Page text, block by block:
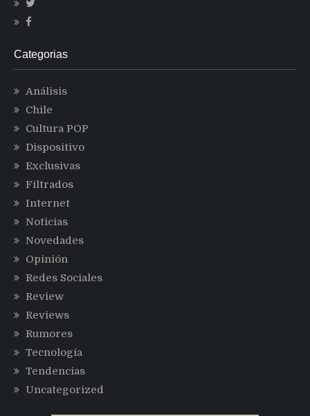
Categorias
Análisis
Chile
Cultura POP
Dispositivo
Exclusivas
Filtrados
Internet
Noticias
Novedades
Opinión
Redes Sociales
Review
Reviews
Rumores
Tecnología
Tendencias
Uncategorized